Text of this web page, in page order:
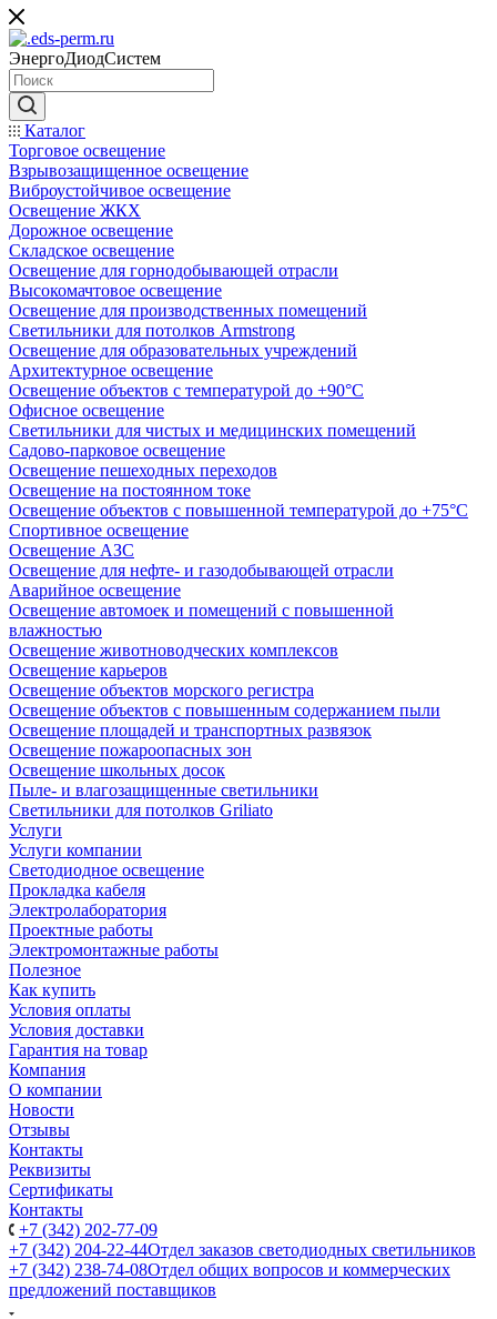
ЭнергоДиодСистем
Каталог
Торговое освещение
Взрывозащищенное освещение
Виброустойчивое освещение
Освещение ЖКХ
Дорожное освещение
Складское освещение
Освещение для горнодобывающей отрасли
Высокомачтовое освещение
Освещение для производственных помещений
Светильники для потолков Armstrong
Освещение для образовательных учреждений
Архитектурное освещение
Освещение объектов с температурой до +90°С
Офисное освещение
Светильники для чистых и медицинских помещений
Садово-парковое освещение
Освещение пешеходных переходов
Освещение на постоянном токе
Освещение объектов с повышенной температурой до +75°C
Спортивное освещение
Освещение АЗС
Освещение для нефте- и газодобывающей отрасли
Аварийное освещение
Освещение автомоек и помещений с повышенной
влажностью
Освещение животноводческих комплексов
Освещение карьеров
Освещение объектов морского регистра
Освещение объектов с повышенным содержанием пыли
Освещение площадей и транспортных развязок
Освещение пожароопасных зон
Освещение школьных досок
Пыле- и влагозащищенные светильники
Светильники для потолков Griliato
Услуги
Услуги компании
Светодиодное освещение
Прокладка кабеля
Электролаборатория
Проектные работы
Электромонтажные работы
Полезное
Как купить
Условия оплаты
Условия доставки
Гарантия на товар
Компания
О компании
Новости
Отзывы
Контакты
Реквизиты
Сертификаты
Контакты
+7 (342) 202-77-09
+7 (342) 204-22-44Отдел заказов светодиодных светильников
+7 (342) 238-74-08Отдел общих вопросов и коммерческих
предложений поставщиков